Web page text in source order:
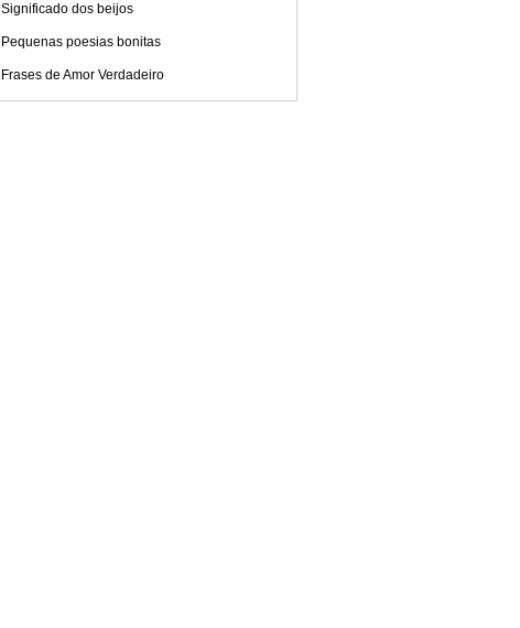
Significado dos beijos
Pequenas poesias bonitas
Frases de Amor Verdadeiro